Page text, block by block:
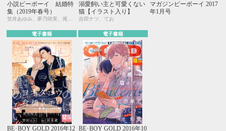
小説ビーボーイ 結婚特
集（2019年春号）
笠井あゆみ、夢乃咲実、尾賀トモ、広瀬たみ、古藤嗣己、松梶もとや、駒城ミチヲ、水壬楓子、しおべり由生、遠野春日、円陣闇丸、noel、周防佑未、小高テルヨ、むにお
溺愛飼い主と可愛くない
猫【イラスト入り】
吉田ナツ、てお
マガジンビーボーイ 2017
年1月号
電子書籍
BE･BOY GOLD 2016年12
電子書籍
BE･BOY GOLD 2016年10